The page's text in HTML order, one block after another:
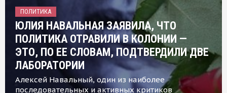
ПОЛИТИКА
ЮЛИЯ НАВАЛЬНАЯ ЗАЯВИЛА, ЧТО
ПОЛИТИКА ОТРАВИЛИ В КОЛОНИИ —
ЭТО, ПО ЕЕ СЛОВАМ, ПОДТВЕРДИЛИ ДВЕ
ЛАБОРАТОРИИ
Алексей Навальный, один из наиболее
последовательных и активных критиков